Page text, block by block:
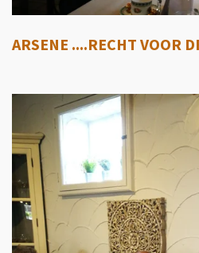
ARSENE ....RECHT VOOR